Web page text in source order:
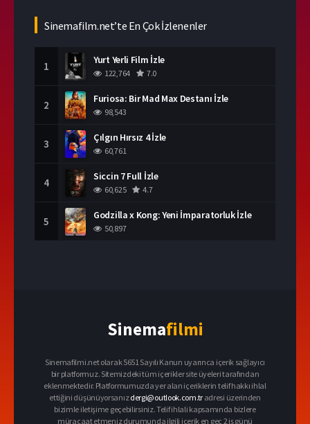
Sinemafilm.net’te En Çok İzlenenler
1 Yurt Yerli Film İzle
122,764 7.0
2 Furiosa: Bir Mad Max Destanı İzle
98,543
3 Çılgın Hırsız 4 İzle
60,761
4 Siccin 7 Full İzle
60,625 4.7
5 Godzilla x Kong: Yeni İmparatorluk İzle
50,897
Sinemafilmi
Sinemafilmi.net olarak 5651 Sayılı Kanun uyarınca içerik sağlayıcı
bir platformuz. Sitemizdeki tüm içerikler site üyeleri tarafından
eklenmektedir. Platformumuzda yer alan içeriklerin telif hakkı ihlal
ettiğini düşünüyorsanızdergi@outlook.com.tr adresi üzerinden
bizimle iletişime geçebilirsiniz. Telif ihlali kapsamında bizlere
müracaat etmeniz durumunda ilgili içerik en geç 2 iş günü